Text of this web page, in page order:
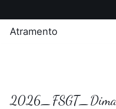
Atramento
Photos